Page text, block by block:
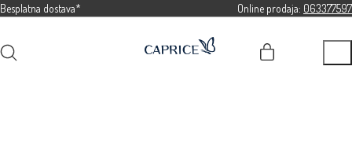
Besplatna dostava* Online prodaja: 063377597